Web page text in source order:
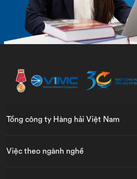
Tổng công ty Hàng hải Việt Nam
Việc theo ngành nghề